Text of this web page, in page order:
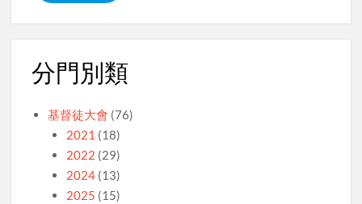
分門別類
基督徒大會 (76)
2021 (18)
2022 (29)
2024(13)
2025 (15)